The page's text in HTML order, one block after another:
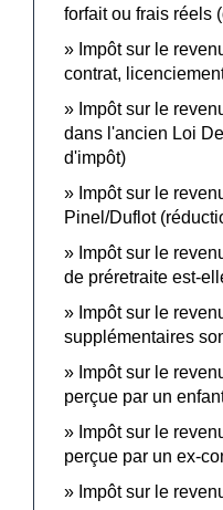
forfait ou frais réels
Impôt sur le
contrat,
Impôt sur le
dans l'ancien Loi
d'impôt)
Impôt sur le
Pinel/Duflot
Impôt sur le
de préretraite est-
Impôt sur le
supplémentaires
Impôt sur le
perçue par un
Impôt sur le
perçue par un ex-
Impôt sur le